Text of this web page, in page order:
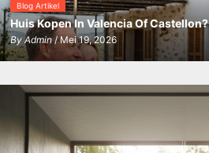
Blog Artikel
Huis Kopen In Valencia Of Castellon?
By Admin/ Mei 19, 2026